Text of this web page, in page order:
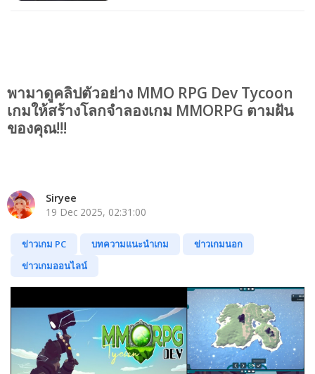
พามาดูคลิปตัวอย่าง MMO RPG Dev Tycoon
เกมให้สร้างโลกจำลองเกม MMORPG ตามฝัน
ของคุณ!!!
Siryee
19 Dec 2025, 02:31:00
ข่าวเกม PC บทความแนะนำเกม
ข่าวเกมนอก
ข่าวเกมออนไลน์